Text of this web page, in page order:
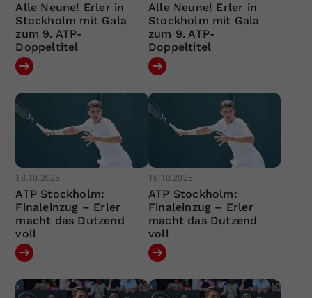
Alle Neune! Erler in
Stockholm mit Gala
zum 9. ATP-
Doppeltitel
Alle Neune! Erler in
Stockholm mit Gala
zum 9. ATP-
Doppeltitel
18.10.2025
ATP Stockholm:
Finaleinzug – Erler
macht das Dutzend
voll
18.10.2025
ATP Stockholm:
Finaleinzug – Erler
macht das Dutzend
voll